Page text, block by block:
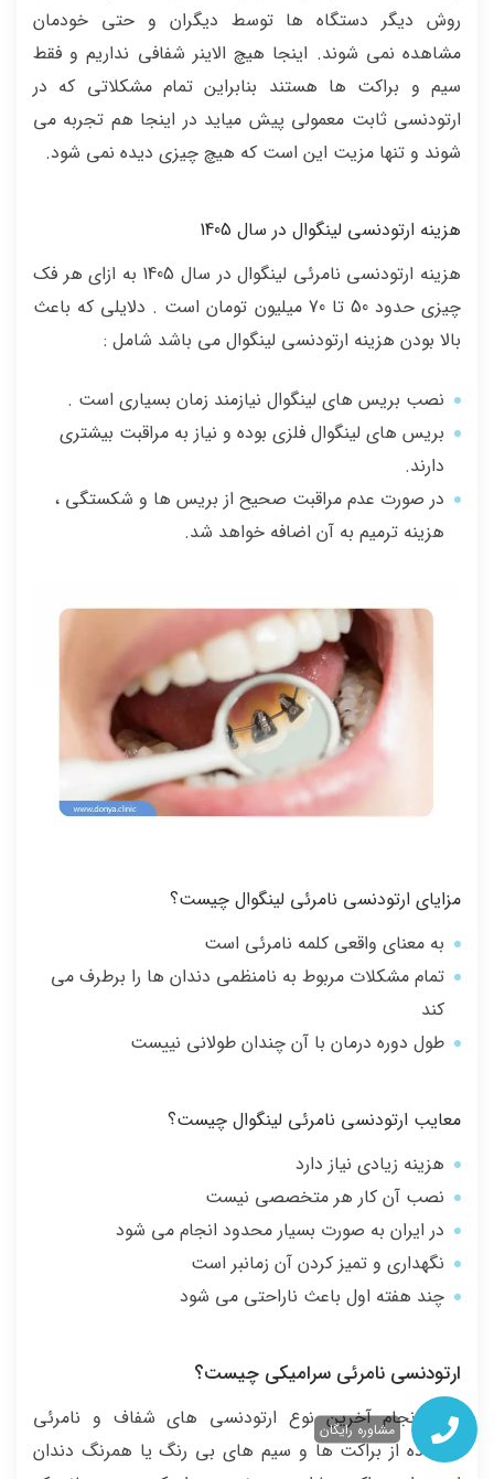
روش دیگر دستگاه ها توسط دیگران و حتی خودمان
مشاهده نمی شوند. اینجا هیچ الاینر شفافی نداریم و فقط
سیم و براکت ها هستند بنابراین تمام مشکلاتی که در
ارتودنسی ثابت معمولی پیش میاید در اینجا هم تجربه می
شوند و تنها مزیت این است که هیچ چیزی دیده نمی شود.
هزینه ارتودنسی لینگوال در سال 1405
هزینه ارتودنسی نامرئی لینگوال در سال 1405 به ازای هر فک
چیزی حدود 50 تا 70 میلیون تومان است . دلایلی که باعث
بالا بودن هزینه ارتودنسی لینگوال می باشد شامل :
نصب بریس های لینگوال نیازمند زمان بسیاری است .
بریس های لینگوال فلزی بوده و نیاز به مراقبت بیشتری
دارند.
در صورت عدم مراقبت صحیح از بریس ها و شکستگی ،
هزینه ترمیم به آن اضافه خواهد شد.
مزایای ارتودنسی نامرئی لینگوال چیست؟
به معنای واقعی کلمه نامرئی است
تمام مشکلات مربوط به نامنظمی دندان ها را برطرف می
کند
طول دوره درمان با آن چندان طولانی نییست
معایب ارتودنسی نامرئی لینگوال چیست؟
هزینه زیادی نیاز دارد
نصب آن کار هر متخصصی نیست
در ایران به صورت بسیار محدود انجام می شود
نگهداری و تمیز کردن آن زمانبر است
چند هفته اول باعث ناراحتی می شود
ارتودنسی نامرئی سرامیکی چیست؟
و سرانجام آخرین نوع ارتودنسی های شفاف و نامرئی
استفاده از براکت ها و سیم های بی رنگ یا همرنگ دندان
مشاوره رایگان